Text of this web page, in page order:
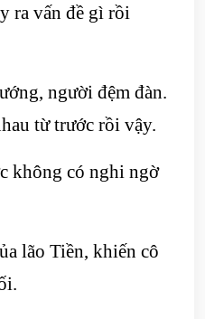
ra vấn đề gì rồi
người đệm đàn.
từ trước rồi vậy.
không có nghi ngờ
lão Tiền, khiến cô